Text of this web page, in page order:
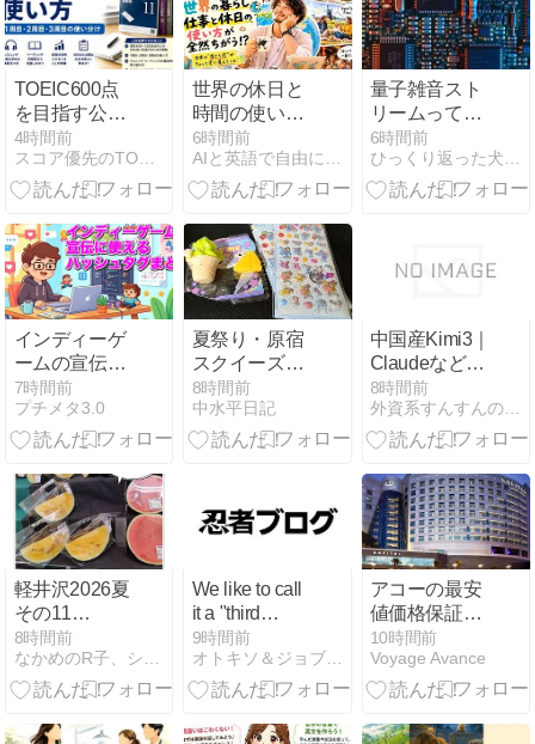
TOEIC600点
を目指す公式
問題集の使い
方｜1周目・2
周目・3周目
4時間前
スコア優先のTOEIC勉強法
世界の休日と
時間の使い方
を比べてみた
ら、人生観が
ちょっと変わ
6時間前
AIと英語で自由に働く研究所
量子雑音スト
リームってど
れくらいすご
いの？
6時間前
ひっくり返った犬小屋に逃げろ
インディーゲ
ームの宣伝に
使えるハッシ
ュタグまとめ
7時間前
プチメタ3.0
夏祭り・原宿
スクイーズ・
ボンボンドロ
ップシール
8時間前
中水平日記
中国産Kimi3｜
Claudeなどの
有料プラン級
が無料で使え
る最新AIと
8時間前
外資系すんすんの秘密メモ｜人生を豊かにする考え方と戦略
軽井沢2026夏
その11
TSURUYA
8時間前
なかめのR子、シアトルで駐妻になる。
We like to call
it a "third
place." It's not
your home. It's
not your work.
9時間前
オトキソ＆ジョブキソ＆モテキソノート
アコーの最安
値価格保証に
ついて
10時間前
Voyage Avance